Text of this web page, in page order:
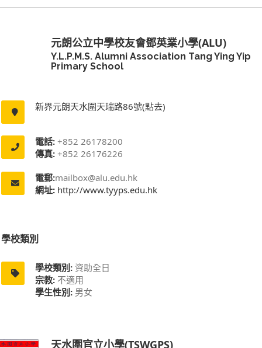
元朗公立中學校友會鄧英業小學(ALU)
Y.L.P.M.S. Alumni Association Tang Ying Yip
Primary School
新界元朗天水圍天瑞路86號(點去)
電話: +852 26178200
傳真: +852 26176226
電郵:mailbox@alu.edu.hk
網址: http://www.tyyps.edu.hk
學校類別
學校類別: 資助全日
宗教: 不適用
學生性別: 男女
天水圍官立小學(TSWGPS)